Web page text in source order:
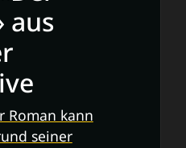
aus
Roman kann
seiner